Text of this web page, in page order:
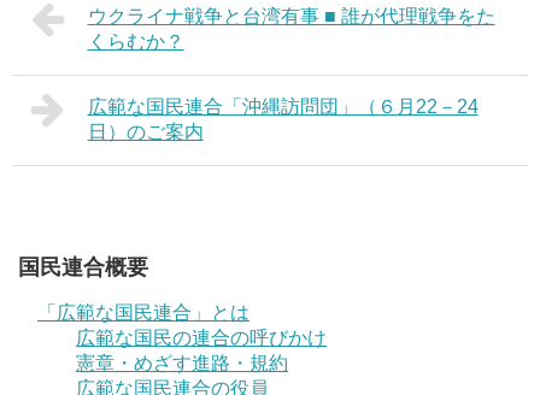
ウクライナ戦争と台湾有事 ■ 誰が代理戦争をた
くらむか？
広範な国民連合「沖縄訪問団」（６月22－24
日）のご案内
国民連合概要
「広範な国民連合」とは
広範な国民の連合の呼びかけ
憲章・めざす進路・規約
広範な国民連合の役員